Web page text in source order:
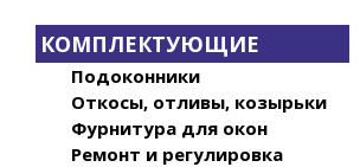
КОМПЛЕКТУЮЩИЕ
Подоконники
Откосы, отливы, козырьки
Фурнитура для окон
Ремонт и регулировка